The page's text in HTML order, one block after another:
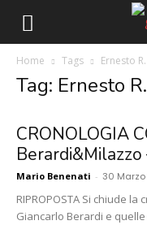
Home Tags Ernesto
Tag: Ernesto
CRONOLOGIA
Berardi&Milazzo
Mario Benenati - 30
RIPROPOSTA Si chiude
Giancarlo Berardi e